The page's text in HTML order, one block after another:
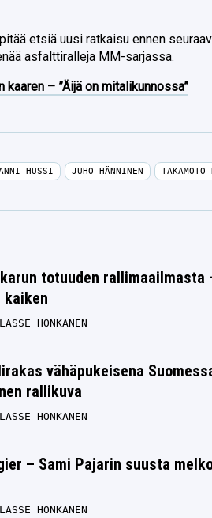
etsiä uusi ratkaisu ennen
asfalttiralleja MM-sarjassa.
– ”Äijä on mitalikunnossa”
HUSSI JUHO HÄNNINEN TAKAMOTO
totuuden rallimaailmasta
LASSE HONKANEN
vähäpukeisena
rallikuva
LASSE HONKANEN
– Sami Pajarin suusta
LASSE HONKANEN